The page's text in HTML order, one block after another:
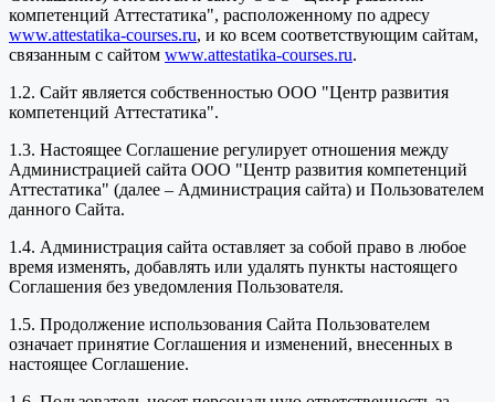
компетенций Аттестатика", расположенному по адресу
www.attestatika-courses.ru, и ко всем соответствующим сайтам,
связанным с сайтом www.attestatika-courses.ru.
1.2. Сайт является собственностью ООО "Центр развития
компетенций Аттестатика".
1.3. Настоящее Соглашение регулирует отношения между
Администрацией сайта ООО "Центр развития компетенций
Аттестатика" (далее – Администрация сайта) и Пользователем
данного Сайта.
1.4. Администрация сайта оставляет за собой право в любое
время изменять, добавлять или удалять пункты настоящего
Соглашения без уведомления Пользователя.
1.5. Продолжение использования Сайта Пользователем
означает принятие Соглашения и изменений, внесенных в
настоящее Соглашение.